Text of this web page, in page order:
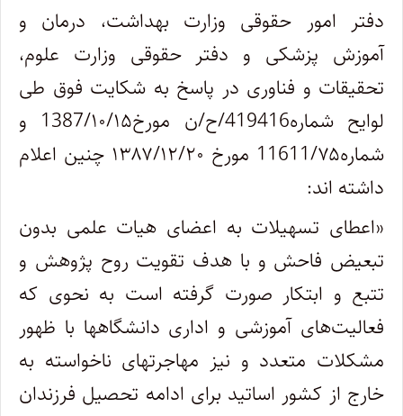
دفتر امور حقوقی وزارت بهداشت، درمان و
آموزش پزشکی و دفتر حقوقی وزارت علوم،
تحقیقات و فناوری در پاسخ به شکایت فوق طی
لوایح شماره419416/ح/ن مورخ1387/۱۰/۱۵ و
شماره11611/۷۵ مورخ ۱۳۸۷/۱۲/۲۰ چنین اعلام
داشته ‎اند:
«اعطای تسهیلات به اعضای هیات علمی بدون
تبعیض فاحش و با هدف تقویت روح پژوهش و
تتبع و ابتکار صورت گرفته است به نحوی که
فعالیت‌های آموزشی و اداری دانشگاهها با ظهور
مشکلات متعدد و نیز مهاجرت‎های ناخواسته به
خارج از کشور اساتید برای ادامه تحصیل فرزندان